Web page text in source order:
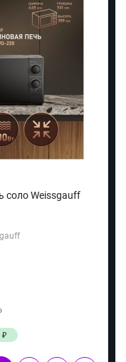
соло Weissgauff
₽